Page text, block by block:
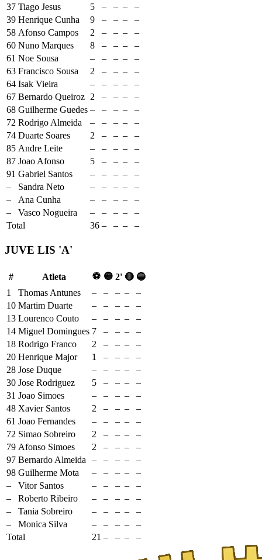
37 Tiago Jesus 5 – – –
–
39 Henrique Cunha 9 – – –
–
58 Afonso Campos 2 – – –
–
60 Nuno Marques 8 – – –
–
61 Noe Sousa – – – –
–
63 Francisco Sousa 2 – – –
–
64 Isak Vieira – – – –
–
67 Bernardo Queiroz 2 – – –
–
68 Guilherme Guedes – – – –
–
72 Rodrigo Almeida – – – –
–
74 Duarte Soares 2 – – –
–
85 Andre Leite – – – –
–
87 Joao Afonso 5 – – –
–
91 Gabriel Santos – – – –
–
–
Sandra Neto – – – –
–
–
Ana Cunha – – – –
–
–
Vasco Nogueira – – – –
–
Total
36 – – – –
JUVE LIS 'A'
# Atleta ⚽ 🟡 2' 🔴 🔵
1
Thomas Antunes – – – –
–
10 Martim Duarte – – – –
–
13 Lourenco Couto – – – –
–
14 Miguel Domingues 7 – – –
–
18 Rodrigo Franco 2 – – –
–
20 Henrique Major 1 – – –
–
28 Jose Duque – – – –
–
30 Jose Rodriguez 5 – – –
–
31 Joao Simoes – – – –
–
48 Xavier Santos 2 – – –
–
61 Joao Fernandes – – – –
–
72 Simao Sobreiro 2 – – –
–
79 Afonso Simoes 2 – – –
–
97 Bernardo Almeida – – – –
–
98 Guilherme Mota – – – –
–
–
Vitor Santos – – – –
–
–
Roberto Ribeiro – – – –
–
–
Tania Sobreiro – – – –
–
–
Monica Silva – – – –
–
Total
21 – – – –